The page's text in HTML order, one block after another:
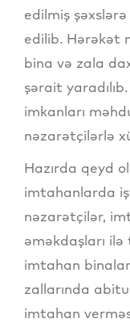
edilmiş
edilib. Hərəkət
bina və zala
şərait
imkanları
nəzarətçilərlə
Hazırda qeyd
imtahanlarda
nəzarətçilər,
əməkdaşları
imtahan
zallarında
imtahan